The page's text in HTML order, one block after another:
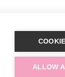
ALLOW